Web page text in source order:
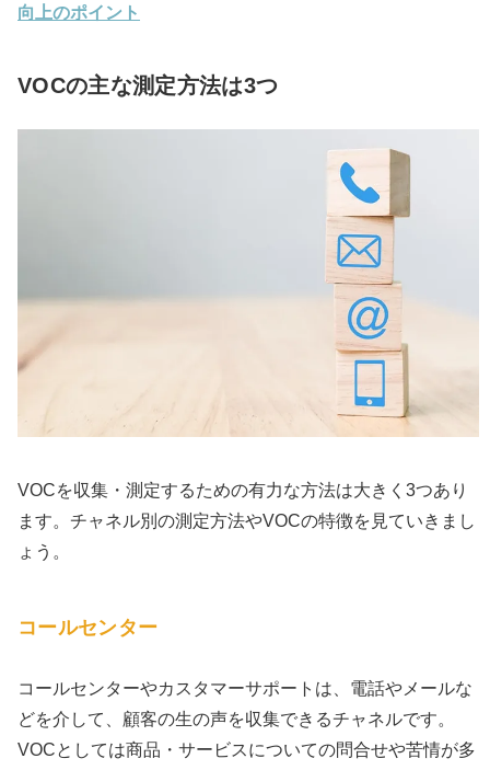
向上のポイント
VOCの主な測定方法は3つ
VOCを収集・測定するための有力な方法は大きく3つあり
ます。チャネル別の測定方法やVOCの特徴を見ていきまし
ょう。
コールセンター
コールセンターやカスタマーサポートは、電話やメールな
どを介して、顧客の生の声を収集できるチャネルです。
VOCとしては商品・サービスについての問合せや苦情が多